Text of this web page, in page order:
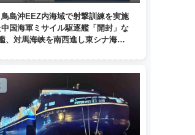
島沖EEZ内海域で射撃訓練を実施
中国海軍ミサイル駆逐艦「開封」な
、対馬海峡を南西進し東シナ海